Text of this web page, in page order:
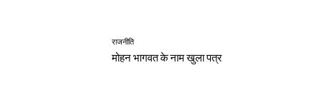
राजनीति
मोहन भागवत के नाम खुला पत्र